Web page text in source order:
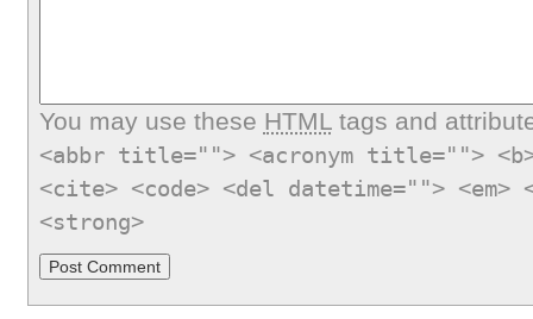
You may use these HTMLtags and
<abbr title=""> <acronym title="">
<cite> <code> <del datetime="">
<strong>